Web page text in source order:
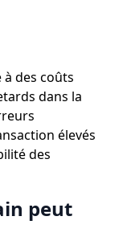
des coûts
dans la
élevés
des
peut